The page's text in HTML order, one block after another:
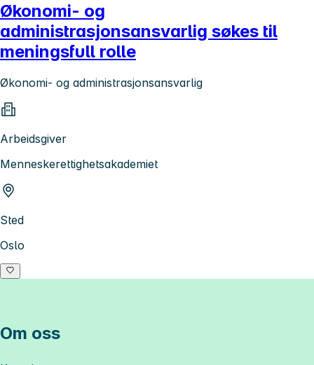
Økonomi- og
administrasjonsansvarlig søkes til
meningsfull rolle
Økonomi- og administrasjonsansvarlig
Arbeidsgiver
Menneskerettighetsakademiet
Sted
Oslo
Om oss